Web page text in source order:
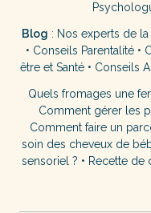
Blog : Nos experts de la
• Conseils Parentalité•
être et Santé• Conseils
Quels fromages une
Comment gérer les
Comment faire un
soin des cheveux de
sensoriel ? • Recette de